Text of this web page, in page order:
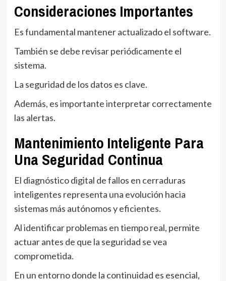
Consideraciones Importantes
Es fundamental mantener actualizado el software.
También se debe revisar periódicamente el
sistema.
La seguridad de los datos es clave.
Además, es importante interpretar correctamente
las alertas.
Mantenimiento Inteligente Para
Una Seguridad Continua
El diagnóstico digital de fallos en cerraduras
inteligentes representa una evolución hacia
sistemas más autónomos y eficientes.
Al identificar problemas en tiempo real, permite
actuar antes de que la seguridad se vea
comprometida.
En un entorno donde la continuidad es esencial,